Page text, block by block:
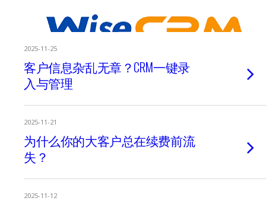
2025-11-25
客户信息杂乱无章？CRM一键录
入与管理
2025-11-21
为什么你的大客户总在续费前流
失？
2025-11-12